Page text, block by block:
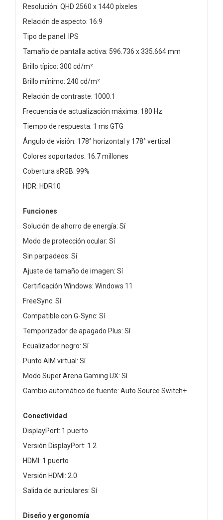
Resolución: QHD 2560 x 1440 píxeles
Relación de aspecto: 16:9
Tipo de panel: IPS
Tamaño de pantalla activa: 596.736 x 335.664 mm
Brillo típico: 300 cd/m²
Brillo mínimo: 240 cd/m²
Relación de contraste: 1000:1
Frecuencia de actualización máxima: 180 Hz
Tiempo de respuesta: 1 ms GTG
Ángulo de visión: 178° horizontal y 178° vertical
Colores soportados: 16.7 millones
Cobertura sRGB: 99%
HDR: HDR10
Funciones
Solución de ahorro de energía: Sí
Modo de protección ocular: Sí
Sin parpadeos: Sí
Ajuste de tamaño de imagen: Sí
Certificación Windows: Windows 11
FreeSync: Sí
Compatible con G-Sync: Sí
Temporizador de apagado Plus: Sí
Ecualizador negro: Sí
Punto AIM virtual: Sí
Modo Super Arena Gaming UX: Sí
Cambio automático de fuente: Auto Source Switch+
Conectividad
DisplayPort: 1 puerto
Versión DisplayPort: 1.2
HDMI: 1 puerto
Versión HDMI: 2.0
Salida de auriculares: Sí
Diseño y ergonomía